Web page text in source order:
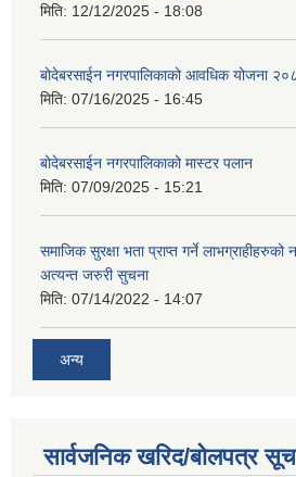
मिति: 12/12/2025 - 18:08
बोदेबरसाईन नगरपालिकाको आवधिक योजना
मिति: 07/16/2025 - 16:45
बोदेबरसाईन नगरपालिकाको मास्टर पलान
मिति: 07/09/2025 - 15:21
समाजिक सुरक्षा भता प्राप्त गर्ने लाभग्राहीहरुको
अत्यन्त जरुरी सुचना
मिति: 07/14/2022 - 14:07
अन्य
सार्वजनिक खरिद/बोलपत्र